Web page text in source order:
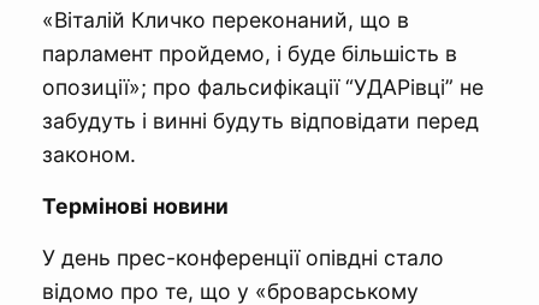
«Віталій Кличко переконаний, що в
парламент пройдемо, і буде більшість в
опозиції»; про фальсифікації “УДАРівці” не
забудуть і винні будуть відповідати перед
законом.
Термінові новини
У день прес-конференції опівдні стало
відомо про те, що у «броварському